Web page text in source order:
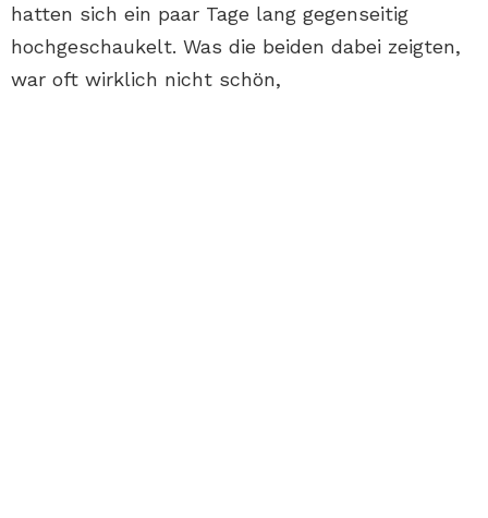
hatten sich ein paar Tage lang gegenseitig
hochgeschaukelt. Was die beiden dabei zeigten,
war oft wirklich nicht schön,